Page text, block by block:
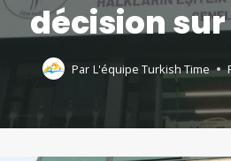
décision
Par L'équipe Turkish Time